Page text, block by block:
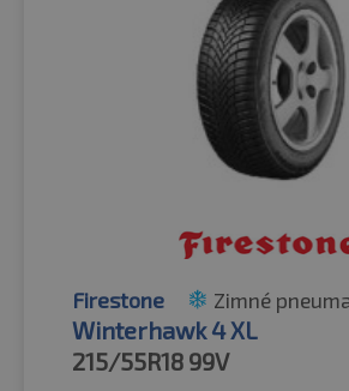
Firestone Zimné
Winterhawk 4 XL
215/55R18 99V